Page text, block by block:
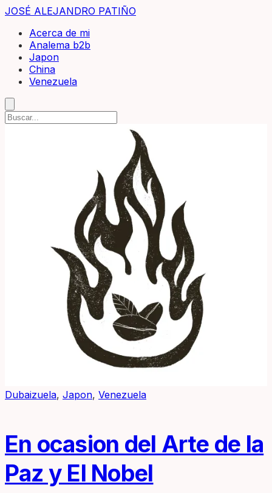
JOSÉ ALEJANDRO PATIÑO
Acerca de mi
Analema b2b
Japon
China
Venezuela
Dubaizuela, Japon, Venezuela
En ocasion del Arte de la
Paz y El Nobel